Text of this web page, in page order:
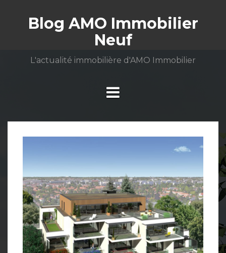
contenuBlog AMO Immobilier
Neuf
L'actualité immobilière d'AMO Immobilier